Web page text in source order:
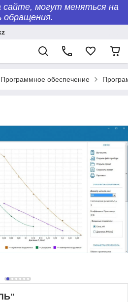
сайте, могут меняться на
обращения.
Программное обеспечение